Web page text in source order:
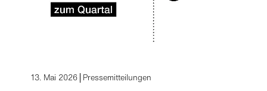
13. Mai 2026 Pressemitteilungen